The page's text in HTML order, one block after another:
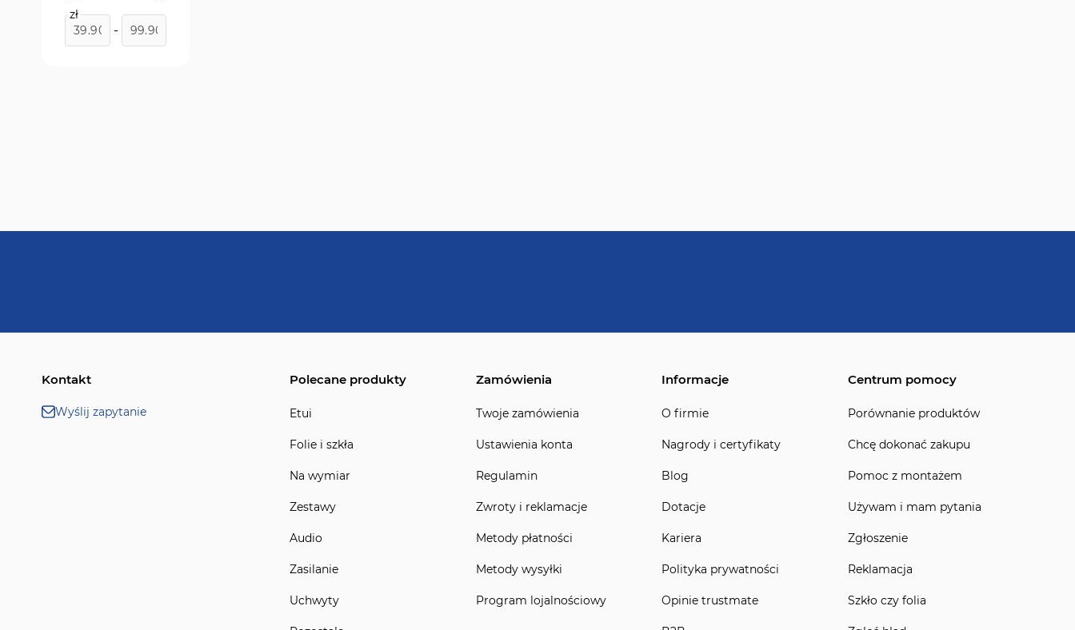
zł
-
Kontakt
Wyślij zapytanie
Polecane produkty
Etui
Folie i szkła
Na wymiar
Zestawy
Audio
Zasilanie
Uchwyty
Zamówienia
Twoje zamówienia
Ustawienia konta
Regulamin
Zwroty i reklamacje
Metody płatności
Metody wysyłki
Program lojalnościowy
Informacje
O firmie
Nagrody i certyfikaty
Blog
Dotacje
Kariera
Polityka prywatności
Opinie trustmate
Centrum pomocy
Porównanie produktów
Chcę dokonać zakupu
Pomoc z montażem
Używam i mam pytania
Zgłoszenie
Reklamacja
Szkło czy folia